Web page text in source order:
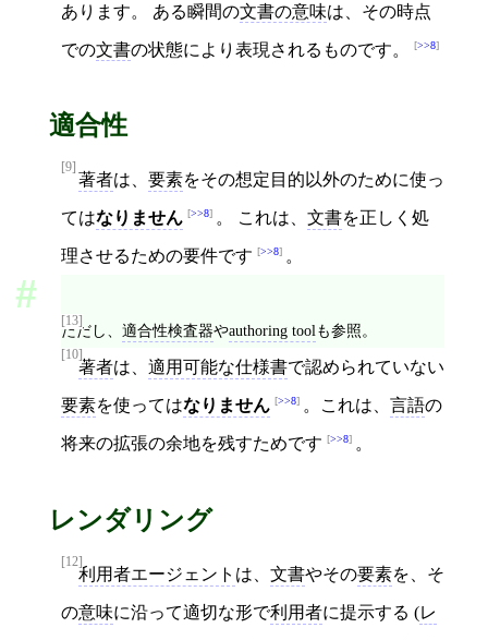
あります。 ある瞬間の文書の意味は、その時点
での文書の状態により表現されるものです。 >>8
適合性
[9]
著者は、 要素をその想定目的以外のために使っ
てはなりません >>8 。 これは、 文書を正しく処
理させるための要件です >>8 。
[13]
ただし、 適合性検査器やauthoring toolも参照。
[10]
著者は、 適用可能な仕様書で認められていない
要素を使ってはなりません >>8 。これは、 言語の
将来の拡張の余地を残すためです >>8 。
レンダリング
[12]
利用者エージェント は、 文書やその要素を、そ
の意味に沿って適切な形で利用者に提示する (レ